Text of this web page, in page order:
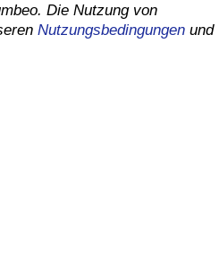
Die Nutzung von
Nutzungsbedingungen und